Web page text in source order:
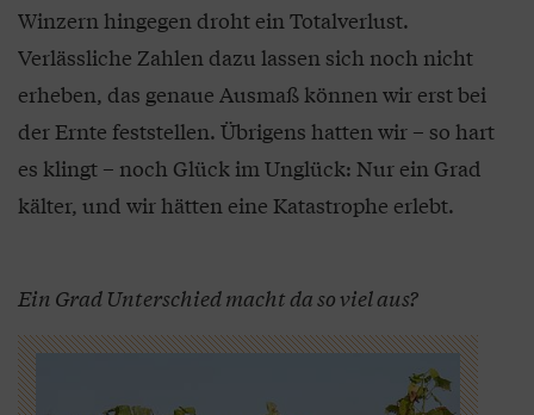
Winzern hingegen droht ein Totalverlust.
Verlässliche Zahlen dazu lassen sich noch nicht
erheben, das genaue Ausmaß können wir erst bei
der Ernte feststellen. Übrigens hatten wir – so hart
es klingt – noch Glück im Unglück: Nur ein Grad
kälter, und wir hätten eine Katastrophe erlebt.
Ein Grad Unterschied macht da so viel aus?